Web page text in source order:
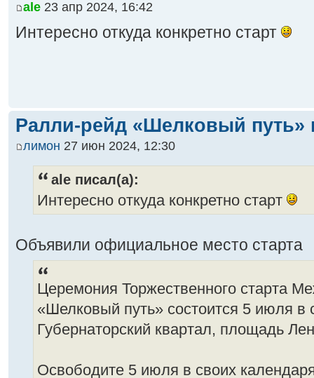
ale 23 апр 2024, 16:42
Интересно откуда конкретно старт
Ралли-рейд «Шелковый путь»
лимон 27 июн 2024, 12:30
ale писал(а):
Интересно откуда конкретно старт
Объявили официальное место старта
Церемония Торжественного старта
«Шелковый путь» состоится 5 июля
Губернаторский квартал, площадь
Освободите 5 июля в своих